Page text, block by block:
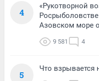
4
«Рукотворной
Азовском море
9 581 4
5
Что взрывается